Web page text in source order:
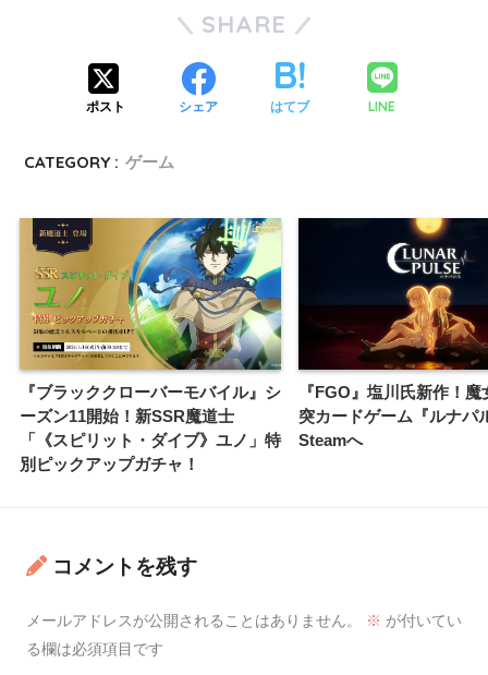
SHARE
ポスト シェア はてブ LINE
CATEGORY : ゲーム
『ブラッククローバーモバイル』シ
ーズン11開始！新SSR魔道士
「《スピリット・ダイブ》ユノ」特
別ピックアップガチャ！
『FGO』塩川氏新作！魔
突カードゲーム『ルナパ
Steamへ
コメントを残す
メールアドレスが公開されることはありません。 ※ が付いてい
る欄は必須項目です